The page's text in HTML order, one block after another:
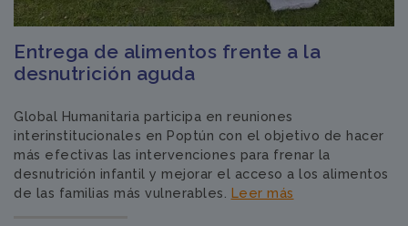
Entrega de alimentos frente a la
desnutrición aguda
Global Humanitaria participa en reuniones
interinstitucionales en Poptún con el objetivo de hacer
más efectivas las intervenciones para frenar la
desnutrición infantil y mejorar el acceso a los alimentos
de las familias más vulnerables. Leer más